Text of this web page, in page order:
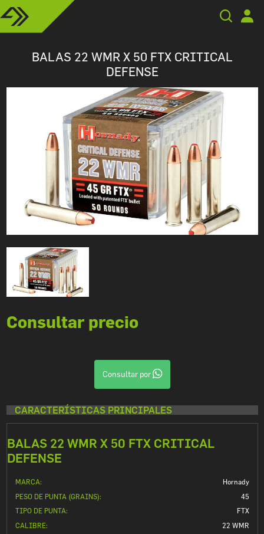
BALAS 22 WMR X 50 FTX CRITICAL
DEFENSE
Consultar precio
Consultar por
CARACTERÍSTICAS PRINCIPALES
BALAS 22 WMR X 50 FTX CRITICAL
DEFENSE
MARCA:
Hornady
PESO DE PUNTA (GRAINS):
45
TIPO DE PUNTA:
FTX
CALIBRE:
22 WMR